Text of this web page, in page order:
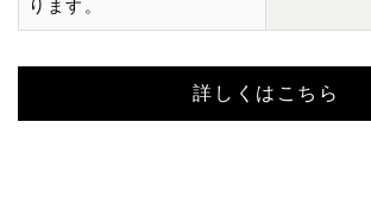
ります。
詳しくはこちら